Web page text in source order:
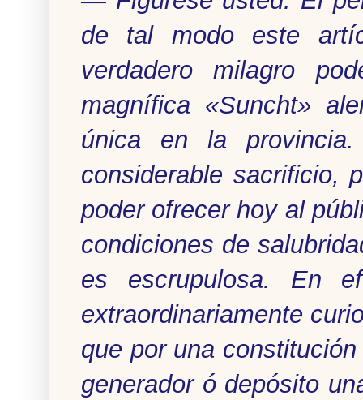
de tal modo este
verdadero milagro
magnífica «Suncht»
única en la
considerable sacrificio,
poder ofrecer hoy al
condiciones de
es escrupulosa. En
extraordinariamente
que por una
generador ó depósito